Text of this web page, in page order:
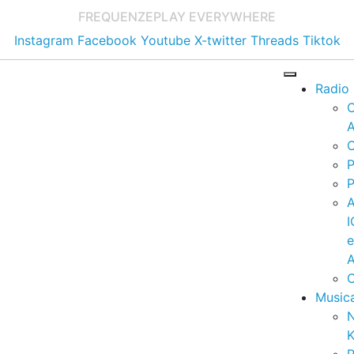
FREQUENZEPLAY EVERYWHERE
Instagram Facebook Youtube X-twitter Threads Tiktok
Radio
e